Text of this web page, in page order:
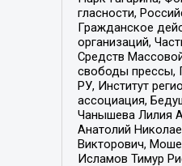
гласности,
Гражданское
организаций,
Средств
свободы прессы,
РУ, Институт
ассоциация,
Чанышева Лилия
Анатолий
Викторович,
Исламов Тимур